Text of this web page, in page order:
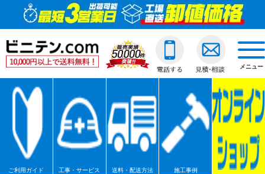
メニュー
ご利用ガイド 工事・サービス 送料・配送方法 施工事例
ビニールカーテン 透明ビニールカーテン
糸入ビニールカーテン
ターポリンビニール
パワーシートビニー
ターポリンメッシュ
不燃ターポリンビニ
ジャバラビニールカーテン
透明ジャバラビニー
糸入りジャバラビニ
ターポリンジャバラ
コンビネーションジ
不燃ターポリンジャ
戻る
のれんカーテン式
のれんカーテン式ビ
のれんカーテン可動
戻る
ロールスクリーン
透明ロールスクリーン
透明糸入りロールス
ターポリンロールス
不燃ターポリンロー
透明電動ロールスク
糸入透明電動ロール
アコーディオンドア
透明アコーディオン
糸入アコーディオン
ターポリンアコーデ
不燃ターポリンアコ
戻る
ネットカーテン網
ネットカーテン/網
戻る
D30スチール製
D30アルミ製
D30ステンレス製
D30隙間シートレール
D40スチール製
D40アルミ製
間仕切ポールスリム
間仕切ポール押さえ
間仕切ポールHGタイ
間仕切ポールXGタイ
間仕切ポールネット用
戻る
透明ビニールカバー
糸入りビニールカバー
合繊帆布ビニールカ
パワーシートビニー
ターポリンビニール
オプション加工
透明ビニールシート
糸入りビニールシート
合繊帆布ビニールシ
パワーシートビニー
ターポリンビニール
オプション加工
透明フィルム原反・
糸入フィルム原反・
ターポリン原反・カ
帯電防止ターポリン
ターポリンメッシュ
パワーシート原反・
ご利用ガイド
他社との違い
ご注文の流れ
送料・配送方法
返品・交換